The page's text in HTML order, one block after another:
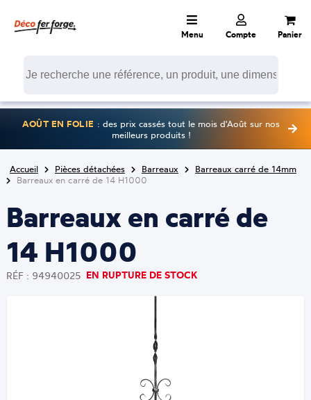
Menu Compte Panier
AOÛT EN FOLIE : des prix cassés tout le mois d'Août sur nos
meilleurs produits !
Accueil Pièces détachées Barreaux
Barreaux carré de 14mm
Barreaux en carré de 14 H1000
Barreaux en carré de
14 H1000
RÉF : 94940025 EN RUPTURE DE STOCK